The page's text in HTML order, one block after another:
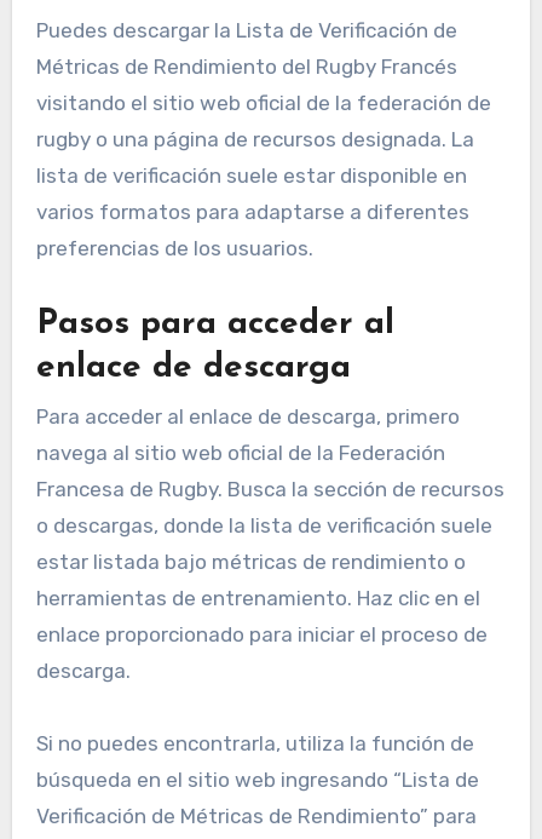
Puedes descargar la Lista de Verificación de
Métricas de Rendimiento del Rugby Francés
visitando el sitio web oficial de la federación de
rugby o una página de recursos designada. La
lista de verificación suele estar disponible en
varios formatos para adaptarse a diferentes
preferencias de los usuarios.
Pasos para acceder al
enlace de descarga
Para acceder al enlace de descarga, primero
navega al sitio web oficial de la Federación
Francesa de Rugby. Busca la sección de recursos
o descargas, donde la lista de verificación suele
estar listada bajo métricas de rendimiento o
herramientas de entrenamiento. Haz clic en el
enlace proporcionado para iniciar el proceso de
descarga.
Si no puedes encontrarla, utiliza la función de
búsqueda en el sitio web ingresando “Lista de
Verificación de Métricas de Rendimiento” para